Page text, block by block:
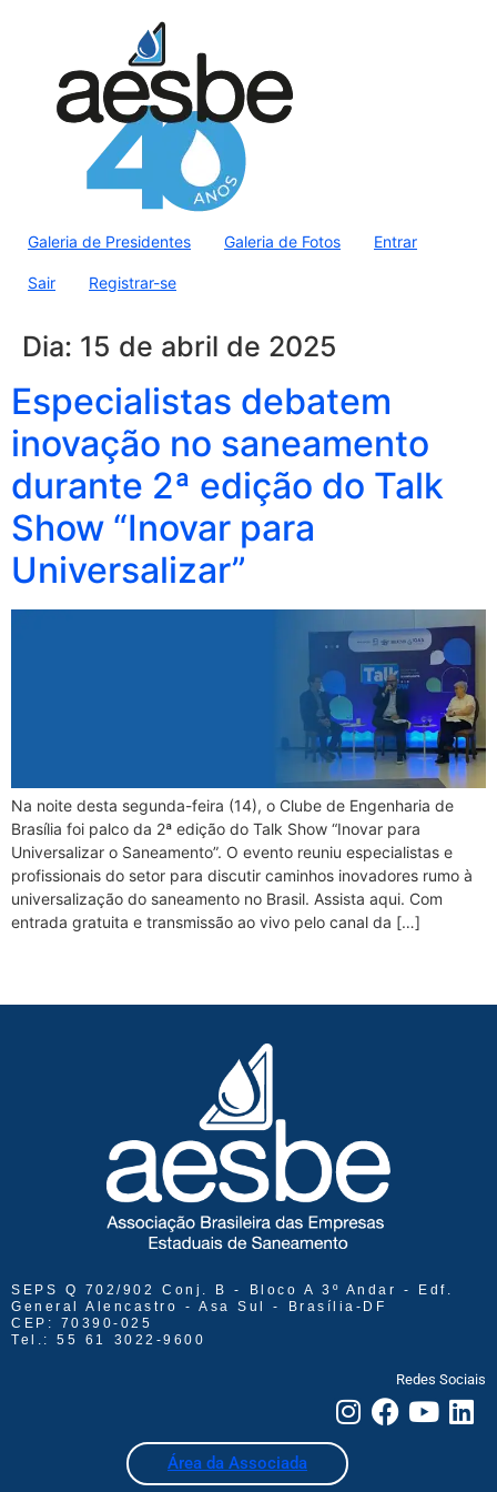
Galeria de Presidentes Galeria de Fotos Entrar
Sair Registrar-se
Dia: 15 de abril de 2025
Especialistas debatem
inovação no saneamento
durante 2ª edição do Talk
Show “Inovar para
Universalizar”
Na noite desta segunda-feira (14), o Clube de Engenharia de
Brasília foi palco da 2ª edição do Talk Show “Inovar para
Universalizar o Saneamento”. O evento reuniu especialistas e
profissionais do setor para discutir caminhos inovadores rumo à
universalização do saneamento no Brasil.​ Assista aqui. Com
entrada gratuita e transmissão ao vivo pelo canal da […]
SEPS Q 702/902 Conj. B - Bloco A 3º Andar - Edf.
General Alencastro - Asa Sul - Brasília-DF
CEP: 70390-025
Tel.: 55 61 3022-9600
Redes Sociais
Área da Associada